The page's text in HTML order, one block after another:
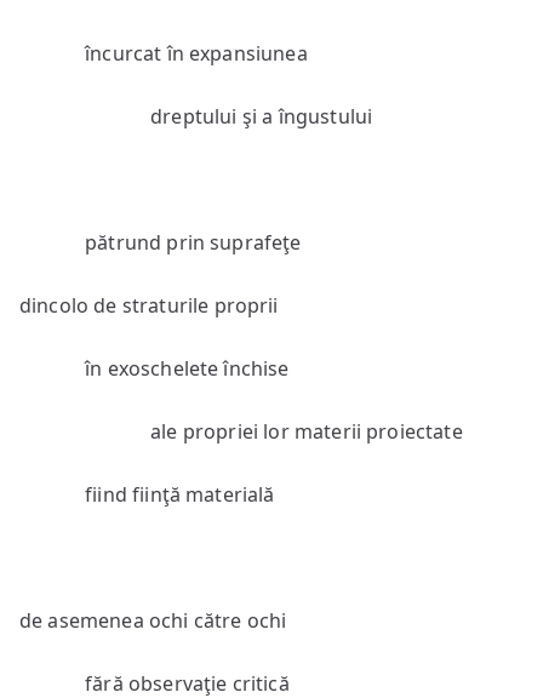
încurcat în expansiunea
dreptului şi a îngustului
pătrund prin suprafeţe
dincolo de straturile proprii
în exoschelete închise
ale propriei lor materii proiectate
fiind fiinţă materială
de asemenea ochi către ochi
fără observaţie critică